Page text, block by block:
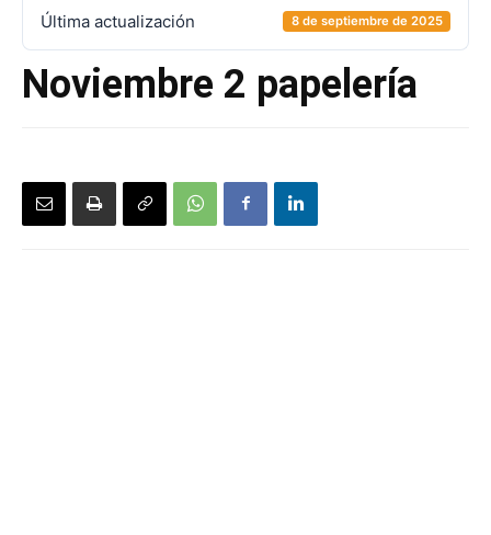
Última actualización 8 de septiembre de 2025
Noviembre 2 papelería